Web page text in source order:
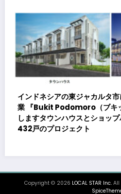
センター向け発電機用エンジ
を決定 ～北米顧客との生産